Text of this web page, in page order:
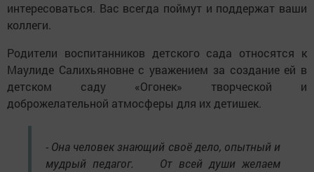
интересоваться. Вас всегда поймут и поддержат ваши
коллеги.
Родители воспитанников детского сада относятся к
Маулиде Салихьяновне с уважением за создание ей в
детском саду «Огонек» творческой и
доброжелательной атмосферы для их детишек.
- Она человек знающий своё дело, опытный и
мудрый педагог. От всей души желаем